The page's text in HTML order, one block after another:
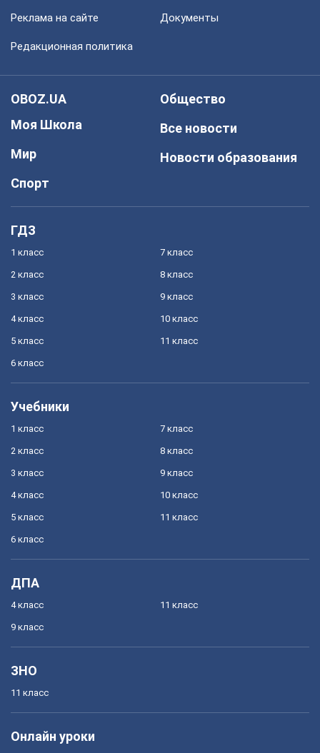
Реклама на сайте Документы
Редакционная политика
OBOZ.UA
Моя Школа
Мир
Спорт
Общество
Все новости
Новости образования
ГДЗ
1 класс
2 класс
3 класс
4 класс
5 класс
6 класс
7 класс
8 класс
9 класс
10 класс
11 класс
Учебники
1 класс
2 класс
3 класс
4 класс
5 класс
6 класс
7 класс
8 класс
9 класс
10 класс
11 класс
ДПА
4 класс
9 класс
11 класс
ЗНО
11 класс
Онлайн уроки